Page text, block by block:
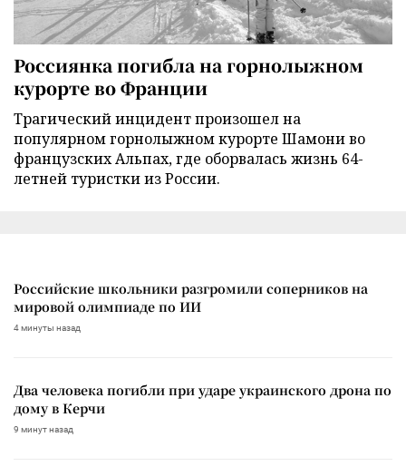
Россиянка погибла на горнолыжном
курорте во Франции
Трагический инцидент произошел на
популярном горнолыжном курорте Шамони во
французских Альпах, где оборвалась жизнь 64-
летней туристки из России.
Российские школьники разгромили соперников на
мировой олимпиаде по ИИ
4 минуты назад
Два человека погибли при ударе украинского дрона по
дому в Керчи
9 минут назад